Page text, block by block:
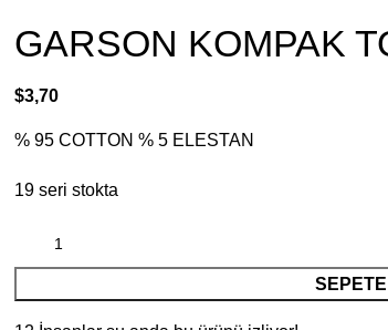
GARSON KOMPAK
$3,70
% 95 COTTON % 5 ELESTAN
19 seri stokta